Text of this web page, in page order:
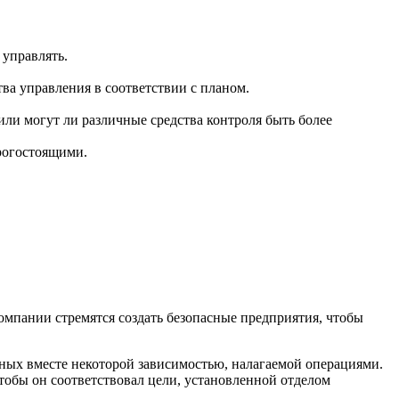
управления в соответствии с планом.
могут ли различные средства контроля быть более
стремятся создать безопасные предприятия, чтобы
вместе некоторой зависимостью, налагаемой операциями.
он соответствовал цели, установленной отделом